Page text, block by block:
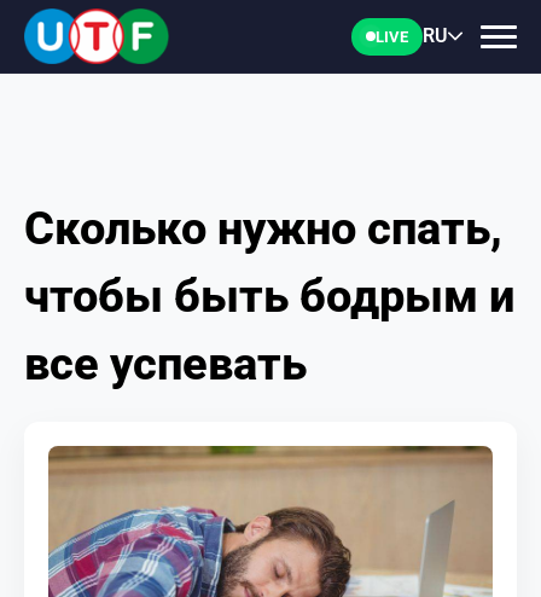
LIVE RU
ГЛАВНАЯ
ФТУ
НОВОСТИ
ПЕРСОНАЛИИ
МЕДИА
Сколько нужно спать,
чтобы быть бодрым и
все успевать